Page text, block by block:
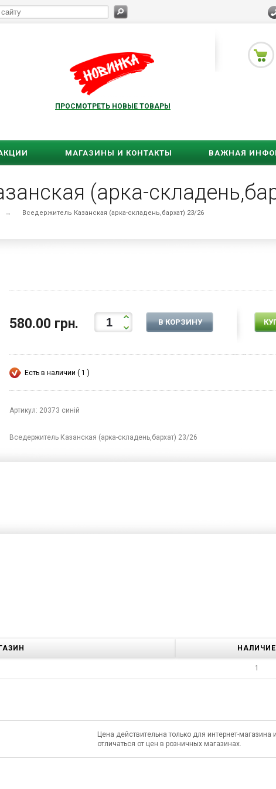
ПРОСМОТРЕТЬ НОВЫЕ ТОВАРЫ
МАГАЗИНЫ И КОНТАКТЫ ВАЖНАЯ
(арка-
→ Вседержитель Казанская (арка-складень,бархат) 23/26
580.00 грн. В КОРЗИНУ
Есть в наличии ( 1 )
Артикул: 20373 синій
Вседержитель Казанская (арка-складень,бархат) 23/26
НАЛИЧИЕ
1
Цена действительна только для интернет-магазина
отличаться от цен в розничных магазинах.